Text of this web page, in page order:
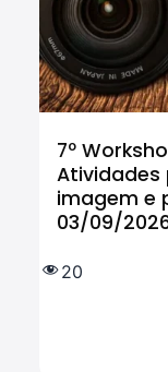
7º
Atividades
imagem e
03/09/
20